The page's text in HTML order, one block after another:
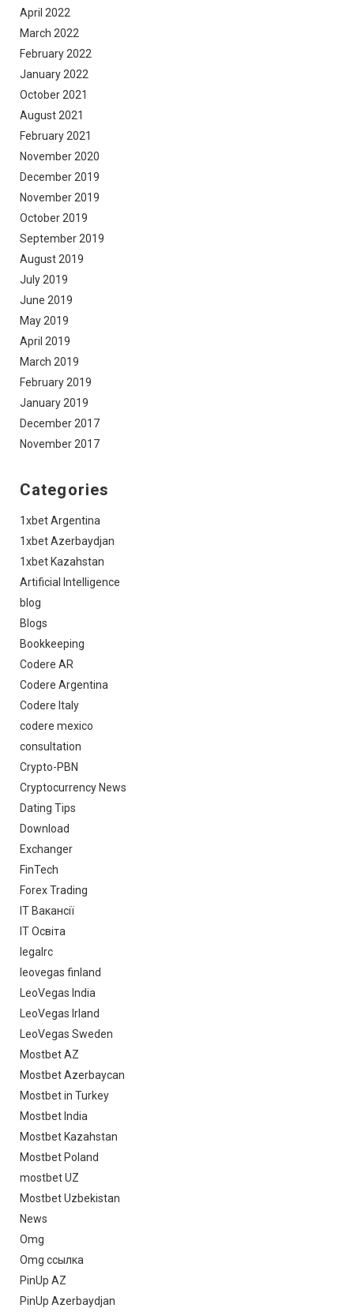
April 2022
March 2022
February 2022
January 2022
October 2021
August 2021
February 2021
November 2020
December 2019
November 2019
October 2019
September 2019
August 2019
July 2019
June 2019
May 2019
April 2019
March 2019
February 2019
January 2019
December 2017
November 2017
Categories
1xbet Argentina
1xbet Azerbaydjan
1xbet Kazahstan
Artificial Intelligence
blog
Blogs
Bookkeeping
Codere AR
Codere Argentina
Codere Italy
codere mexico
consultation
Crypto-PBN
Cryptocurrency News
Dating Tips
Download
Exchanger
FinTech
Forex Trading
IT Вакансії
IT Освіта
legalrc
leovegas finland
LeoVegas India
LeoVegas Irland
LeoVegas Sweden
Mostbet AZ
Mostbet Azerbaycan
Mostbet in Turkey
Mostbet India
Mostbet Kazahstan
Mostbet Poland
mostbet UZ
Mostbet Uzbekistan
News
Omg
Omg ссылка
PinUp AZ
PinUp Azerbaydjan